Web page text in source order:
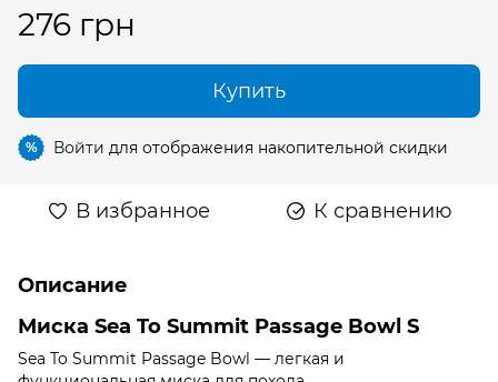
276 грн
Купить
% Войти для отображения накопительной скидки
В избранное К сравнению
Описание
Миска Sea To Summit Passage Bowl S
Sea To Summit Passage Bowl — легкая и